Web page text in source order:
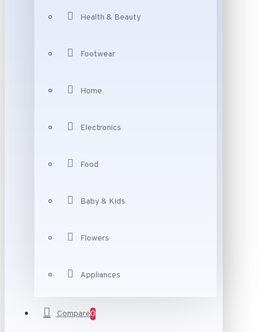
Health & Beauty
Footwear
Home
Electronics
Food
Baby & Kids
Flowers
Appliances
Compare0